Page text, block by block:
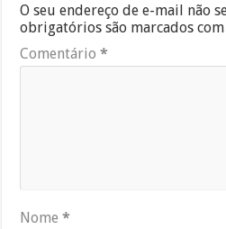
O seu endereço de e-mail não
obrigatórios são marcados
Comentário*
Nome*